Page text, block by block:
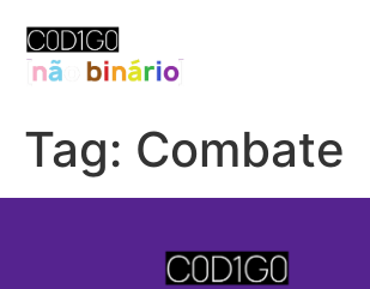
Tag: Combate